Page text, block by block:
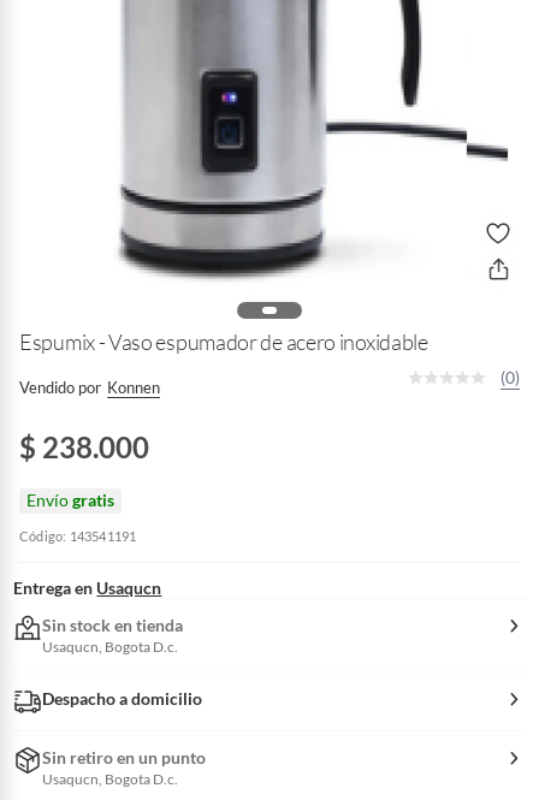
Espumix - Vaso espumador de acero inoxidable
Vendido por Konnen
(0)
$ 238.000
Envíogratis
Código: 143541191
Entrega en Usaqucn
Sin stock en tienda
Usaqucn, Bogota D.c.
Despacho a domicilio
Sin retiro en un punto
Usaqucn, Bogota D.c.